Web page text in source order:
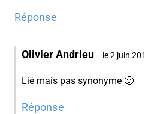
Réponse
Olivier Andrieu le 2 juin
Lié mais pas synonyme 🙂
Réponse